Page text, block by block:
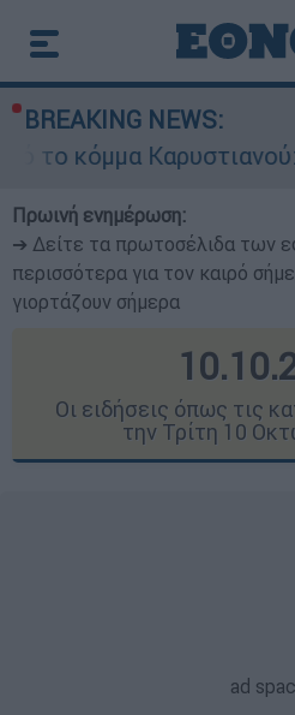
BREAKING NEWS:
Καταγγελίες
Πρωινή ενημέρωση:
➔ Δείτε τα πρωτοσέλιδα των
περισσότερα για τον καιρό
γιορτάζουν σήμερα
Οι ειδήσεις όπως τις
την Τρίτη 10